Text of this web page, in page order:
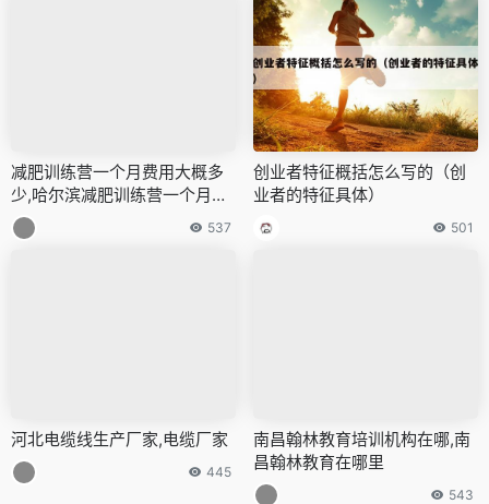
减肥训练营一个月费用大概多
少,哈尔滨减肥训练营一个月费
用大概多少
537
创业者特征概括怎么写的（创
业者的特征具体）
501
河北电缆线生产厂家,电缆厂家
445
南昌翰林教育培训机构在哪,南
昌翰林教育在哪里
543